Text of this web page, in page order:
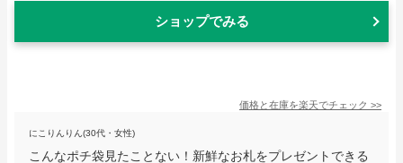
ショップでみる
価格と在庫を楽天でチェック >>
にこりんりん(30代・女性)
こんなポチ袋見たことない！新鮮なお札をプレゼントできる